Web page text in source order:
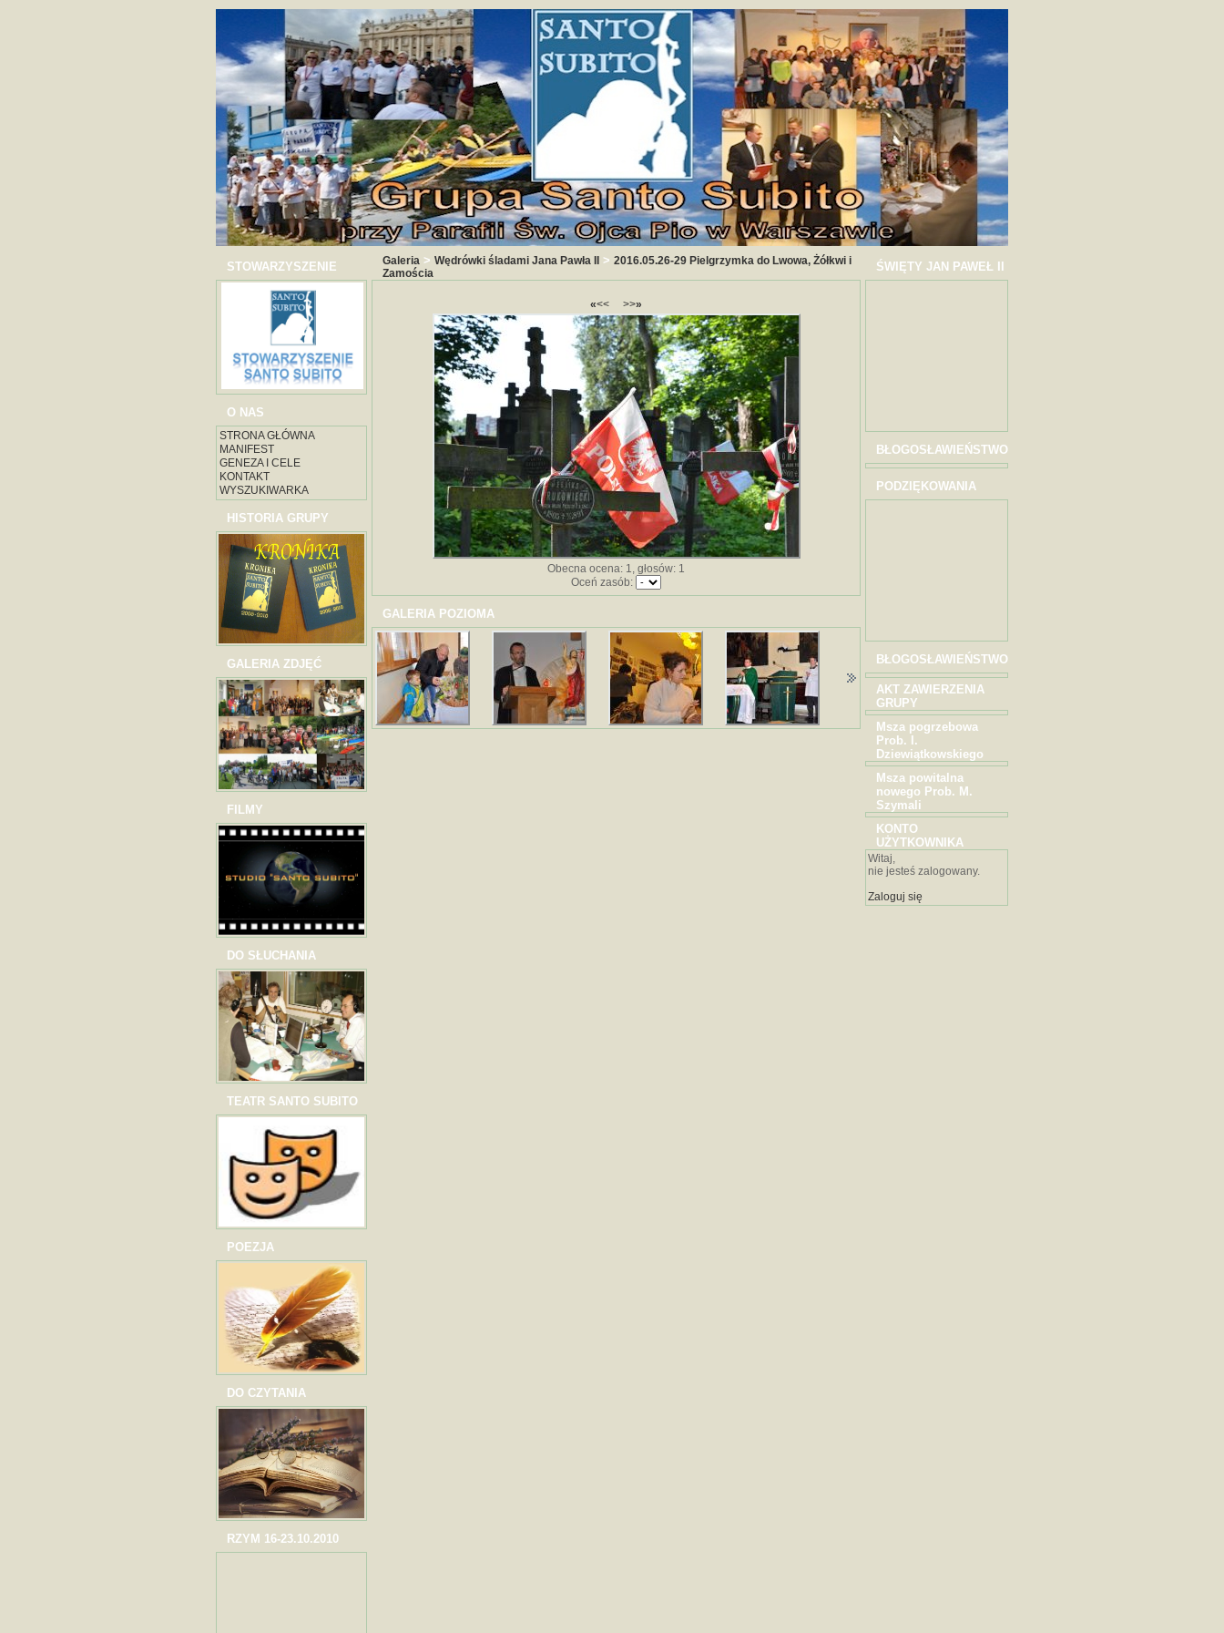
STOWARZYSZENIE
O NAS
STRONA GŁÓWNA
MANIFEST
GENEZA I CELE
KONTAKT
WYSZUKIWARKA
HISTORIA GRUPY
GALERIA ZDJĘĆ
FILMY
DO SŁUCHANIA
TEATR SANTO SUBITO
POEZJA
DO CZYTANIA
RZYM 16-23.10.2010
Galeria > Wędrówki śladami Jana Pawła II > 2016.05.26-29 Pielgrzymka do Lwowa, Żółkwi i
Zamościa
«<< >>»
Obecna ocena: 1, głosów: 1
Oceń zasób:
GALERIA POZIOMA
ŚWIĘTY JAN PAWEŁ II
BŁOGOSŁAWIEŃSTWO
PODZIĘKOWANIA
BŁOGOSŁAWIEŃSTWO
AKT ZAWIERZENIA
GRUPY
Msza pogrzebowa
Prob. I.
Dziewiątkowskiego
Msza powitalna
nowego Prob. M.
Szymali
KONTO
UŻYTKOWNIKA
Witaj,
nie jesteś zalogowany.
Zaloguj się